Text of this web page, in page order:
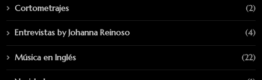
Cortometrajes (2)
Entrevistas by Johanna Reinoso (4)
Música en Inglés (22)